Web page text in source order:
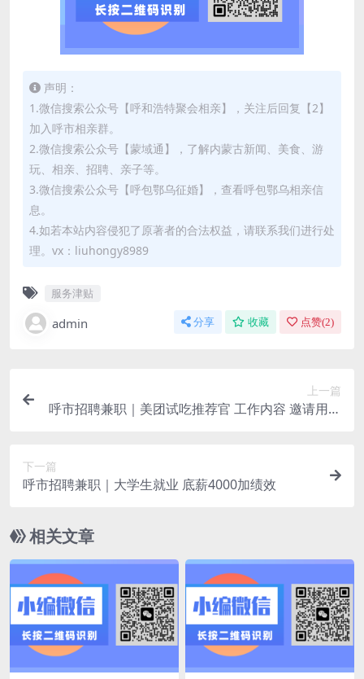
声明：
1.微信搜索公众号【呼和浩特聚会相亲】，关注后回复【2】
加入呼市相亲群。
2.微信搜索公众号【蒙域通】，了解内蒙古新闻、美食、游
玩、相亲、招聘、亲子等。
3.微信搜索公众号【呼包鄂乌征婚】，查看呼包鄂乌相亲信
息。
4.如若本站内容侵犯了原著者的合法权益，请联系我们进行处
理。vx：liuhongy8989
服务津贴
admin 分享 收藏 点赞(2)
上一篇
呼市招聘兼职｜美团试吃推荐官 工作内容 邀请用户
下一篇
呼市招聘兼职｜大学生就业 底薪4000加绩效
相关文章